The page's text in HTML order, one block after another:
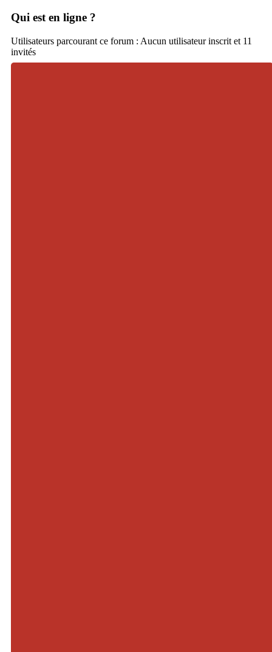
Qui est en ligne ?
Utilisateurs parcourant ce forum : Aucun utilisateur inscrit et 11
invités